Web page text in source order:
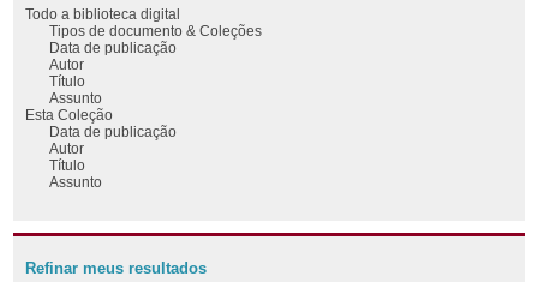
Todo a biblioteca digital
Tipos de documento & Coleções
Data de publicação
Autor
Título
Assunto
Esta Coleção
Data de publicação
Autor
Título
Assunto
Refinar meus resultados